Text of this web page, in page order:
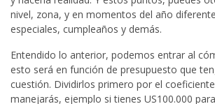
nivel, zona, y en momentos del año
especiales, cumpleaños y demás.
Entendido lo anterior, podemos entrar al
esto será en función de presupuesto que
cuestión. Dividirlos primero por el
manejarás, ejemplo si tienes US100.000